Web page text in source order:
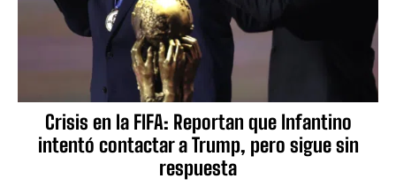
Crisis en la FIFA: Reportan que Infantino
intentó contactar a Trump, pero sigue sin
respuesta